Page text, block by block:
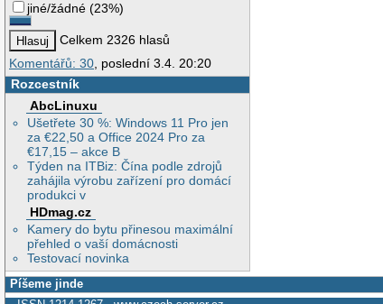
jiné/žádné (23%)
Celkem 2326 hlasů
Komentářů: 30 , poslední 3.4. 20:20
Rozcestník
AbcLinuxu
Ušetřete 30 %: Windows 11 Pro jen
za €22,50 a Office 2024 Pro za
€17,15 – akce B
Týden na ITBiz: Čína podle zdrojů
zahájila výrobu zařízení pro domácí
produkci v
HDmag.cz
Kamery do bytu přinesou maximální
přehled o vaší domácnosti
Testovací novinka
Píšeme jinde